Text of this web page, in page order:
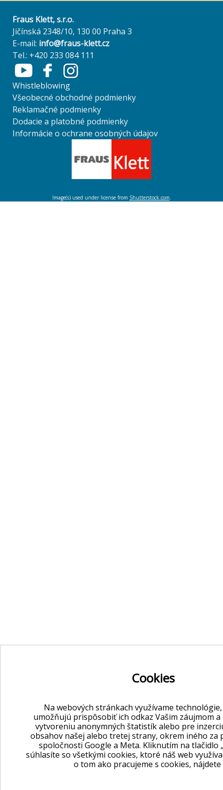
Fraus Klett, s.r.o.
Jičínská 2348/10, 130 00 Praha 3
E-mail: info@fraus-klett.cz
Tel.: +420 233 084 111
Whistleblowing
Všeobecné obchodné podmienky
Reklamačné podmienky
Dodacie a platobné podmienky
Informácie o ochrane osobných údajov
Image(s) used under license from Shutterstock.com.
Cookies
Na webových stránkach využívame
umožňujú prispôsobiť ich odkaz Vašim záujmom
vytvoreniu anonymných štatistík alebo pre
obsahov našej alebo tretej strany, okrem iného za
spoločnosti Google a Meta. Kliknutím na tlačidlo
súhlasíte so všetkými cookies, ktoré náš web
o tom ako pracujeme s cookies, nájdete